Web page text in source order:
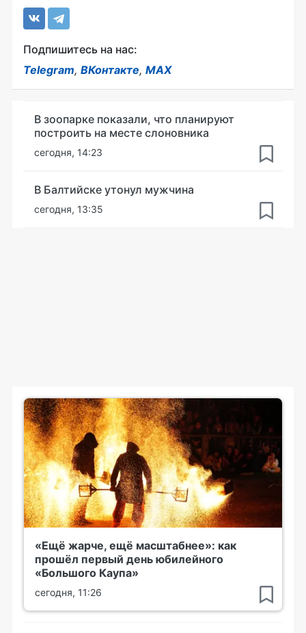
Подпишитесь на нас:
Telegram, ВКонтакте, MAX
В зоопарке показали, что планируют
построить на месте слоновника
сегодня, 14:23
В Балтийске утонул мужчина
сегодня, 13:35
«Ещё жарче, ещё масштабнее»: как
прошёл первый день юбилейного
«Большого Каупа»
сегодня, 11:26